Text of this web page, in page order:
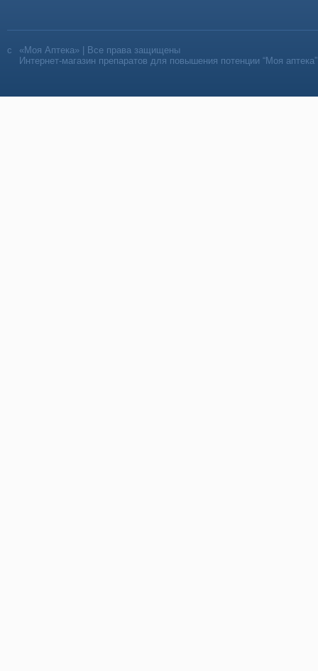
«Моя Аптека» | Все права защищены
Интернет-магазин препаратов для повышения потенции “Моя